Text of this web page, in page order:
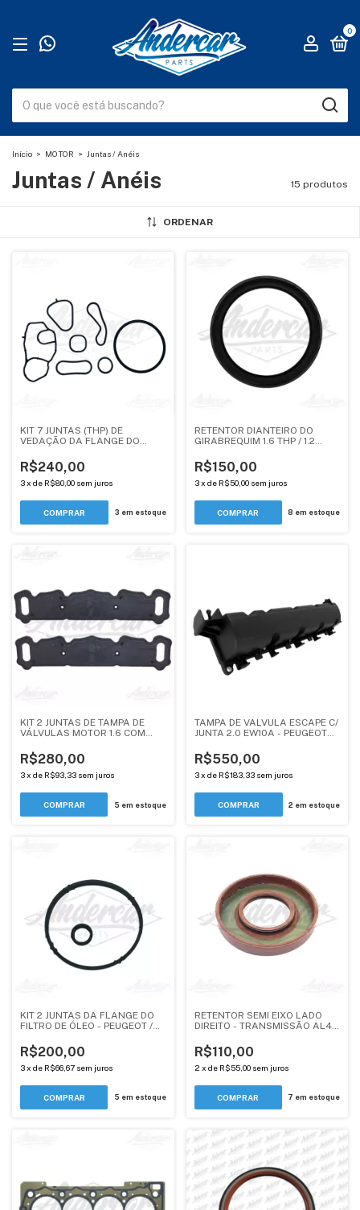
0
Início > MOTOR > Juntas / Anéis
Juntas / Anéis 15 produtos
ORDENAR
KIT 7 JUNTAS (THP) DE
VEDAÇÃO DA FLANGE DO
PEUGEOT / CITROEN / DS -
ANDERCAR
R$240,00
3x de R$80,00 sem juros
3 em estoque
RETENTOR DIANTEIRO DO
GIRABREQUIM 1.6 THP / 1.2
CITROEN / DS - ANDERCAR
R$150,00
3 x de R$50,00 sem juros
8 em estoque
KIT 2 JUNTAS DE TAMPA DE
VÁLVULAS MOTOR 1.6 COM
CITROEN TU5JP4 - ANDERCAR
R$280,00
3x de R$93,33 sem juros
5 em estoque
TAMPA DE VALVULA ESCAPE C/
JUNTA 2.0 EW10A - PEUGEOT
TODOS, C5 X7 - ORIGINAL
R$550,00
3 x de R$183,33 sem juros
2 em estoque
KIT 2 JUNTAS DA FLANGE DO
FILTRO DE ÓLEO - PEUGEOT /
ANDERCAR
R$200,00
3x de R$66,67 sem juros
5 em estoque
RETENTOR SEMI EIXO LADO
DIREITO - TRANSMISSÃO AL4 E
TODOS 1.6 2.0 - ANDERCAR
R$110,00
2 x de R$55,00 sem juros
7 em estoque